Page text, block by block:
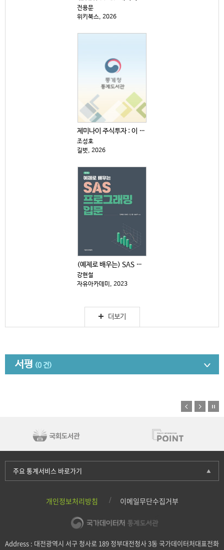
전용문
위키북스, 2026
제미나이 주식투자 : 이 주식 살까, 말까?
조성호
길벗, 2026
(예제로 배우는) SAS 프로그래밍 입문 [제2판]
강현철
자유아카데미, 2023
더보기
서평 (0 건)
개인정보처리방침 이메일무단수집거부
Address : 대전광역시 서구 청사로 189 정부대전청사 3동 국가데이터처대표전화
주요 통계서비스 바로가기